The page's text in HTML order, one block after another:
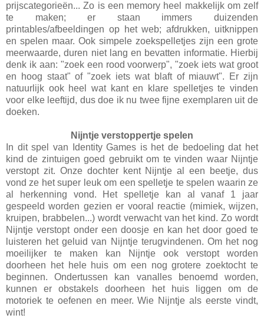
prijscategorieën... Zo is een memory heel makkelijk om zelf
te maken; er staan immers duizenden
printables/afbeeldingen op het web; afdrukken, uitknippen
en spelen maar. Ook simpele zoekspelletjes zijn een grote
meerwaarde, duren niet lang en bevatten informatie. Hierbij
denk ik aan: "zoek een rood voorwerp", "zoek iets wat groot
en hoog staat" of "zoek iets wat blaft of miauwt". Er zijn
natuurlijk ook heel wat kant en klare spelletjes te vinden
voor elke leeftijd, dus doe ik nu twee fijne exemplaren uit de
doeken.
Nijntje verstoppertje spelen
In dit spel van Identity Games is het de bedoeling dat het
kind de zintuigen goed gebruikt om te vinden waar Nijntje
verstopt zit. Onze dochter kent Nijntje al een beetje, dus
vond ze het super leuk om een spelletje te spelen waarin ze
al herkenning vond. Het spelletje kan al vanaf 1 jaar
gespeeld worden gezien er vooral reactie (mimiek, wijzen,
kruipen, brabbelen...) wordt verwacht van het kind. Zo wordt
Nijntje verstopt onder een doosje en kan het door goed te
luisteren het geluid van Nijntje terugvindenen. Om het nog
moeilijker te maken kan Nijntje ook verstopt worden
doorheen het hele huis om een nog grotere zoektocht te
beginnen. Ondertussen kan vanalles benoemd worden,
kunnen er obstakels doorheen het huis liggen om de
motoriek te oefenen en meer. Wie Nijntje als eerste vindt,
wint!